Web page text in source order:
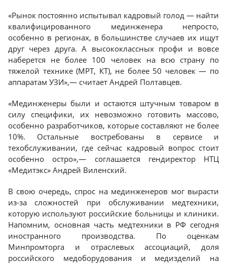
«Рынок постоянно испытывал кадровый голод — найти
квалифицированного мединженера непросто,
особенно в регионах, в большинстве случаев их ищут
друг через друга. А высококлассных профи и вовсе
наберется не более 100 человек на всю страну по
тяжелой технике (МРТ, КТ), не более 50 человек — по
аппаратам УЗИ»,— считает Андрей Полтавцев.
«Мединженеры были и остаются штучным товаром в
силу специфики, их невозможно готовить массово,
особенно разработчиков, которые составляют не более
10%. Остальные востребованы в сервисе и
техобслуживании, где сейчас кадровый вопрос стоит
особенно остро»,— соглашается гендиректор НТЦ
«Медитэкс» Андрей Виленский.
В свою очередь, спрос на мединженеров мог вырасти
из-за сложностей при обслуживании медтехники,
которую используют российские больницы и клиники.
Напомним, основная часть медтехники в РФ сегодня
иностранного производства. По оценкам
Минпромторга и отраслевых ассоциаций, доля
российского медоборудования и медизделий на